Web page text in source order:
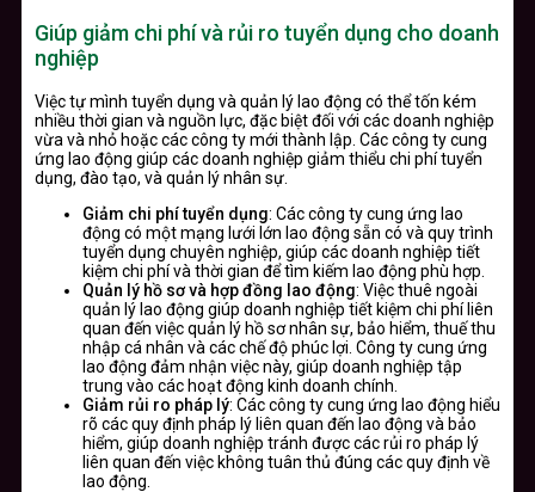
Giúp giảm chi phí và rủi ro tuyển dụng cho doanh
nghiệp
Việc tự mình tuyển dụng và quản lý lao động có thể tốn kém
nhiều thời gian và nguồn lực, đặc biệt đối với các doanh nghiệp
vừa và nhỏ hoặc các công ty mới thành lập. Các công ty cung
ứng lao động giúp các doanh nghiệp giảm thiểu chi phí tuyển
dụng, đào tạo, và quản lý nhân sự.
Giảm chi phí tuyển dụng: Các công ty cung ứng lao
động có một mạng lưới lớn lao động sẵn có và quy trình
tuyển dụng chuyên nghiệp, giúp các doanh nghiệp tiết
kiệm chi phí và thời gian để tìm kiếm lao động phù hợp.
Quản lý hồ sơ và hợp đồng lao động: Việc thuê ngoài
quản lý lao động giúp doanh nghiệp tiết kiệm chi phí liên
quan đến việc quản lý hồ sơ nhân sự, bảo hiểm, thuế thu
nhập cá nhân và các chế độ phúc lợi. Công ty cung ứng
lao động đảm nhận việc này, giúp doanh nghiệp tập
trung vào các hoạt động kinh doanh chính.
Giảm rủi ro pháp lý: Các công ty cung ứng lao động hiểu
rõ các quy định pháp lý liên quan đến lao động và bảo
hiểm, giúp doanh nghiệp tránh được các rủi ro pháp lý
liên quan đến việc không tuân thủ đúng các quy định về
lao động.